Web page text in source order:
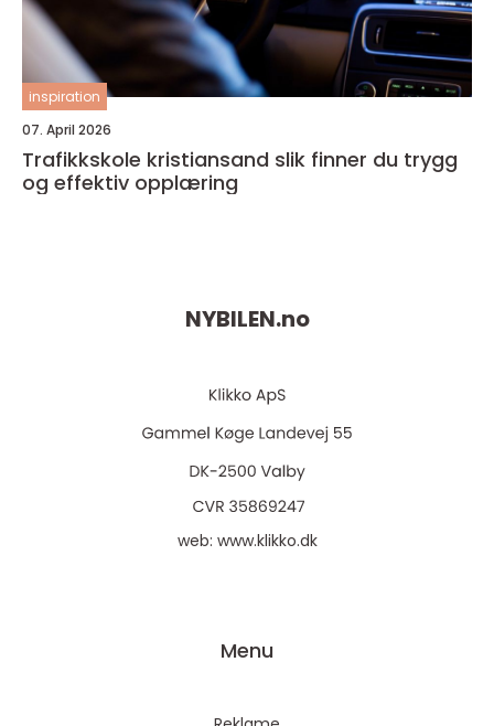
inspiration
07. April 2026
Trafikkskole kristiansand slik finner du trygg
og effektiv opplæring
NYBILEN.no
web: www.klikko.dk
Menu